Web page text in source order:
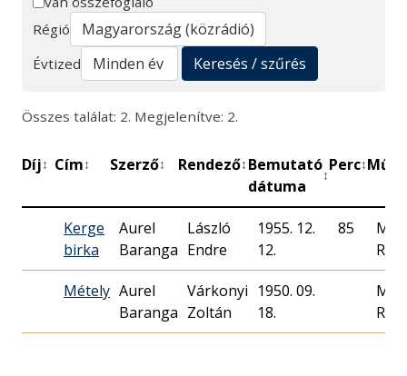
Keresés
Régió
Évtized
Keresés / szűrés
Összes találat: 2. Megjelenítve: 2.
Díj↕ Cím↕ Szerző↕ Rendező↕ Bemutató
dátuma
↕
Perc↕
Kerge
birka
Aurel
Baranga
László
Endre
1955. 12.
12.
85
Métely Aurel
Baranga
Várkonyi
Zoltán
1950. 09.
18.